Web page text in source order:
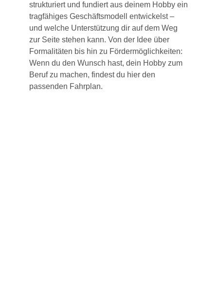
strukturiert und fundiert aus deinem Hobby ein
tragfähiges Geschäftsmodell entwickelst –
und welche Unterstützung dir auf dem Weg
zur Seite stehen kann. Von der Idee über
Formalitäten bis hin zu Fördermöglichkeiten:
Wenn du den Wunsch hast, dein Hobby zum
Beruf zu machen, findest du hier den
passenden Fahrplan.